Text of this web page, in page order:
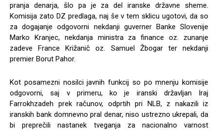
pranja denarja, šlo pa je za del iranske državne sheme.
Komisija zato DZ predlaga, naj še v tem sklicu ugotovi, da so
za dogajanje odgovorni nekdanji guverner Banke Slovenije
Marko Kranjec, nekdanja ministra za finance oz. zunanje
zadeve France Križanič oz. Samuel Žbogar ter nekdanji
premier Borut Pahor.
Kot posamezni nosilci javnih funkcij so po mnenju komisije
odgovorni, saj v primeru, ko je iranski državljan Iraj
Farrokhzadeh prek računov, odprtih pri NLB, z nakazili iz
iranskih bank domnevno pral denar, niso ustrezno ukrepali, da
bi preprečili nastanek tveganja za nacionalno varnost